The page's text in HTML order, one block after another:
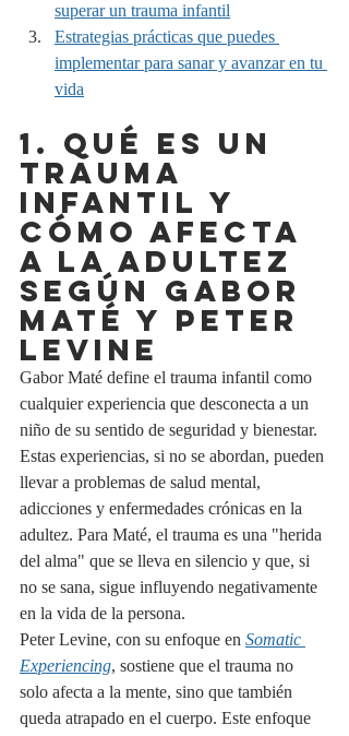
superar un trauma infantil
Estrategias prácticas que puedes
implementar para sanar y avanzar en tu
vida
1. QUÉ ES UN
TRAUMA
INFANTIL Y
CÓMO AFECTA
A LA ADULTEZ
SEGÚN GABOR
MATÉ Y PETER
LEVINE
Gabor Maté define el trauma infantil como
cualquier experiencia que desconecta a un
niño de su sentido de seguridad y bienestar.
Estas experiencias, si no se abordan, pueden
llevar a problemas de salud mental,
adicciones y enfermedades crónicas en la
adultez. Para Maté, el trauma es una "herida
del alma" que se lleva en silencio y que, si
no se sana, sigue influyendo negativamente
en la vida de la persona.
Peter Levine, con su enfoque en Somatic
Experiencing, sostiene que el trauma no
solo afecta a la mente, sino que también
queda atrapado en el cuerpo. Este enfoque